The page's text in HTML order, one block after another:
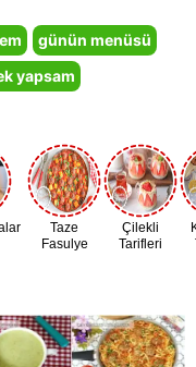
günün menüsü
yapsam
Taze
Fasulye
Çilekli
Tarifleri